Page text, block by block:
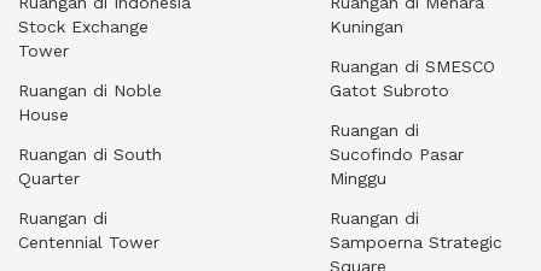
Stock Exchange
Tower
Ruangan di Noble
House
Ruangan di South
Quarter
Ruangan di
Centennial Tower
Kuningan
Ruangan di SMESCO
Gatot Subroto
Ruangan di
Sucofindo Pasar
Minggu
Ruangan di
Sampoerna Strategic
Square